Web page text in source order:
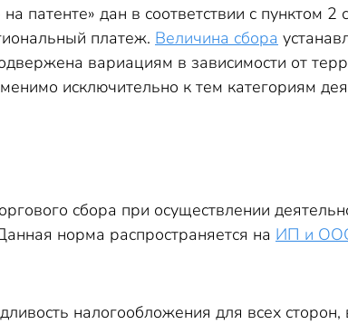
патенте» дан в соответствии с пунктом 2
платеж. Величина сбора
вариациям в зависимости от
исключительно к тем категориям
сбора при осуществлении
норма распространяется на ИП и
налогообложения для всех